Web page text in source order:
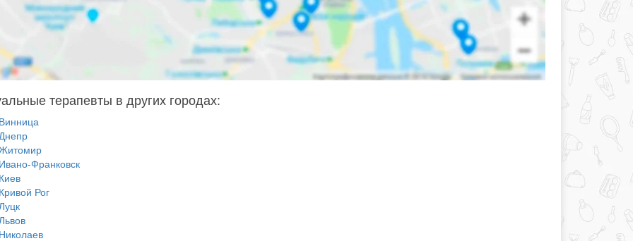
терапевты в других городах:
Франковск
Рог